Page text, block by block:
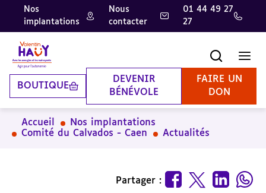
Aller
contenu
principal
Aller
pied
de
page
Aller
la
recherche
Nos
implantations
Nous
contacter
01 44 49 27
27
BOUTIQUE
DEVENIR
BÉNÉVOLE
FAIRE UN
DON
Accueil
Nos implantations
Comité du Calvados - Caen
Actualités
Partager :